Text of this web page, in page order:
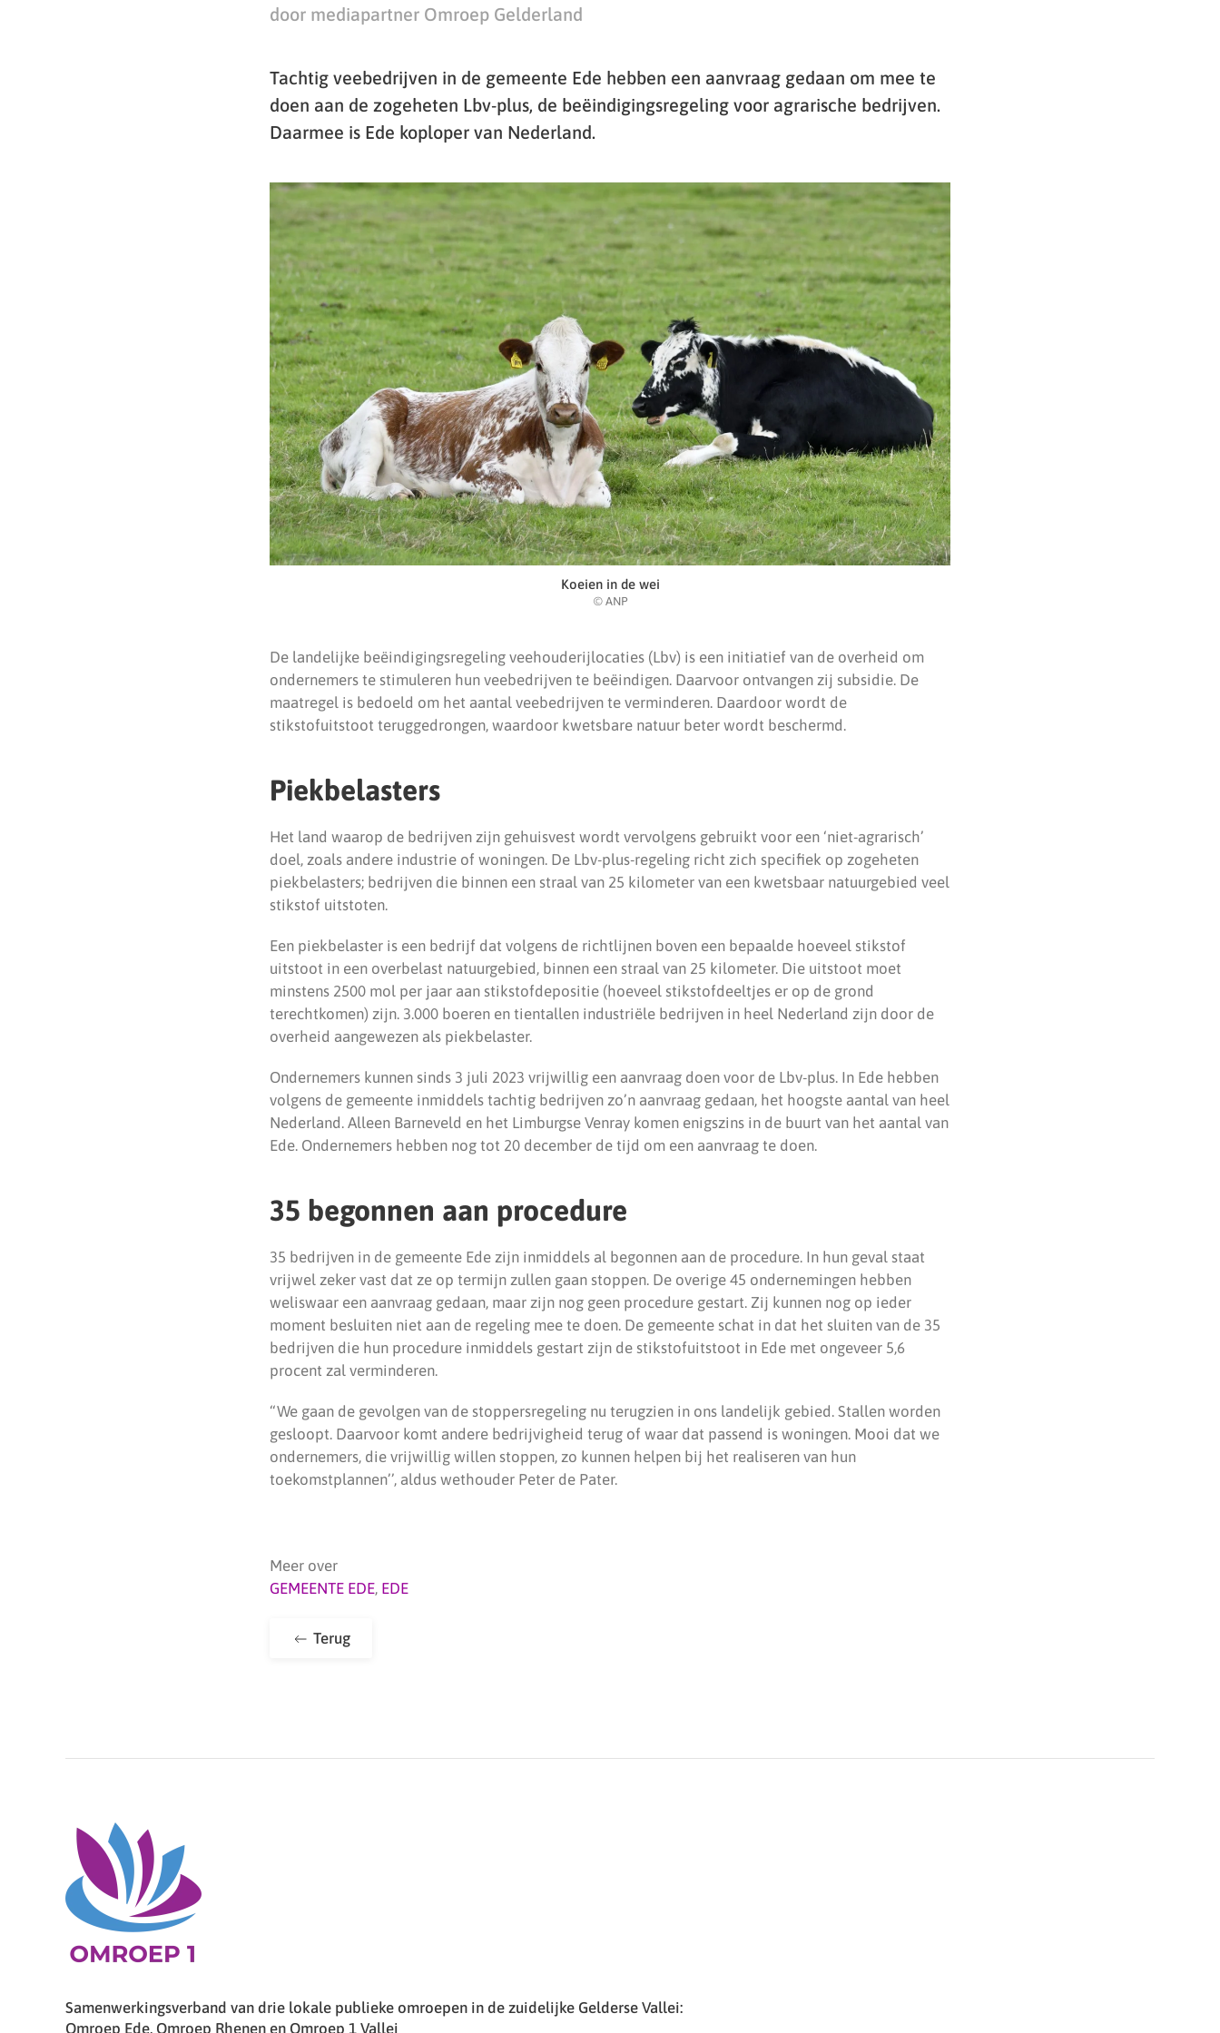
door mediapartner Omroep Gelderland
Tachtig veebedrijven in de gemeente Ede hebben een aanvraag gedaan om mee te
doen aan de zogeheten Lbv-plus, de beëindigingsregeling voor agrarische bedrijven.
Daarmee is Ede koploper van Nederland.
Koeien in de wei
© ANP
De landelijke beëindigingsregeling veehouderijlocaties (Lbv) is een initiatief van de overheid om
ondernemers te stimuleren hun veebedrijven te beëindigen. Daarvoor ontvangen zij subsidie. De
maatregel is bedoeld om het aantal veebedrijven te verminderen. Daardoor wordt de
stikstofuitstoot teruggedrongen, waardoor kwetsbare natuur beter wordt beschermd.
Piekbelasters
Het land waarop de bedrijven zijn gehuisvest wordt vervolgens gebruikt voor een ‘niet-agrarisch’
doel, zoals andere industrie of woningen. De Lbv-plus-regeling richt zich specifiek op zogeheten
piekbelasters; bedrijven die binnen een straal van 25 kilometer van een kwetsbaar natuurgebied veel
stikstof uitstoten.
Een piekbelaster is een bedrijf dat volgens de richtlijnen boven een bepaalde hoeveel stikstof
uitstoot in een overbelast natuurgebied, binnen een straal van 25 kilometer. Die uitstoot moet
minstens 2500 mol per jaar aan stikstofdepositie (hoeveel stikstofdeeltjes er op de grond
terechtkomen) zijn. 3.000 boeren en tientallen industriële bedrijven in heel Nederland zijn door de
overheid aangewezen als piekbelaster.
Ondernemers kunnen sinds 3 juli 2023 vrijwillig een aanvraag doen voor de Lbv-plus. In Ede hebben
volgens de gemeente inmiddels tachtig bedrijven zo’n aanvraag gedaan, het hoogste aantal van heel
Nederland. Alleen Barneveld en het Limburgse Venray komen enigszins in de buurt van het aantal van
Ede. Ondernemers hebben nog tot 20 december de tijd om een aanvraag te doen.
35 begonnen aan procedure
35 bedrijven in de gemeente Ede zijn inmiddels al begonnen aan de procedure. In hun geval staat
vrijwel zeker vast dat ze op termijn zullen gaan stoppen. De overige 45 ondernemingen hebben
weliswaar een aanvraag gedaan, maar zijn nog geen procedure gestart. Zij kunnen nog op ieder
moment besluiten niet aan de regeling mee te doen. De gemeente schat in dat het sluiten van de 35
bedrijven die hun procedure inmiddels gestart zijn de stikstofuitstoot in Ede met ongeveer 5,6
procent zal verminderen.
“We gaan de gevolgen van de stoppersregeling nu terugzien in ons landelijk gebied. Stallen worden
gesloopt. Daarvoor komt andere bedrijvigheid terug of waar dat passend is woningen. Mooi dat we
ondernemers, die vrijwillig willen stoppen, zo kunnen helpen bij het realiseren van hun
toekomstplannen’’, aldus wethouder Peter de Pater.
Meer over
GEMEENTE EDE, EDE
Terug
Samenwerkingsverband van drie lokale publieke omroepen in de zuidelijke Gelderse Vallei:
Omroep Ede, Omroep Rhenen en Omroep 1 Vallei